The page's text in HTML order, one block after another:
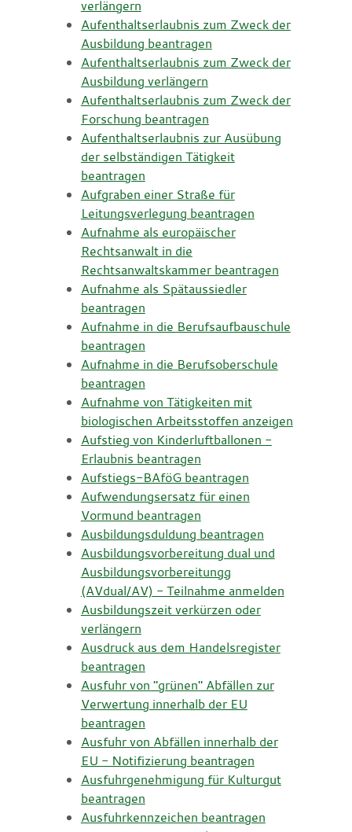
verlängern
Aufenthaltserlaubnis zum Zweck der
Ausbildung beantragen
Aufenthaltserlaubnis zum Zweck der
Ausbildung verlängern
Aufenthaltserlaubnis zum Zweck der
Forschung beantragen
Aufenthaltserlaubnis zur Ausübung
der selbständigen Tätigkeit
beantragen
Aufgraben einer Straße für
Leitungsverlegung beantragen
Aufnahme als europäischer
Rechtsanwalt in die
Rechtsanwaltskammer beantragen
Aufnahme als Spätaussiedler
beantragen
Aufnahme in die Berufsaufbauschule
beantragen
Aufnahme in die Berufsoberschule
beantragen
Aufnahme von Tätigkeiten mit
biologischen Arbeitsstoffen anzeigen
Aufstieg von Kinderluftballonen -
Erlaubnis beantragen
Aufstiegs-BAföG beantragen
Aufwendungsersatz für einen
Vormund beantragen
Ausbildungsduldung beantragen
Ausbildungsvorbereitung dual und
Ausbildungsvorbereitungg
(AVdual/AV) - Teilnahme anmelden
Ausbildungszeit verkürzen oder
verlängern
Ausdruck aus dem Handelsregister
beantragen
Ausfuhr von "grünen" Abfällen zur
Verwertung innerhalb der EU
beantragen
Ausfuhr von Abfällen innerhalb der
EU - Notifizierung beantragen
Ausfuhrgenehmigung für Kulturgut
beantragen
Ausfuhrkennzeichen beantragen